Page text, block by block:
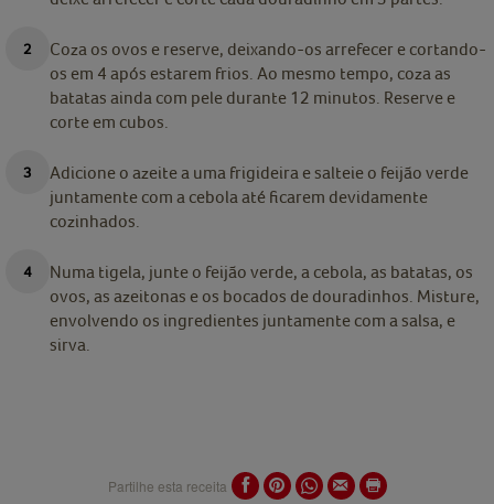
Coza os ovos e reserve, deixando-os arrefecer e cortando-
os em 4 após estarem frios. Ao mesmo tempo, coza as
batatas ainda com pele durante 12 minutos. Reserve e
corte em cubos.
Adicione o azeite a uma frigideira e salteie o feijão verde
juntamente com a cebola até ficarem devidamente
cozinhados.
Numa tigela, junte o feijão verde, a cebola, as batatas, os
ovos, as azeitonas e os bocados de douradinhos. Misture,
envolvendo os ingredientes juntamente com a salsa, e
sirva.
Partilhe esta receita